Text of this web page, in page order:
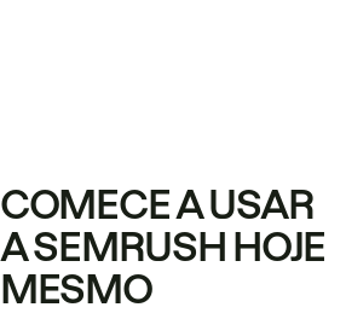
COMECE A USAR
A SEMRUSH HOJE
MESMO